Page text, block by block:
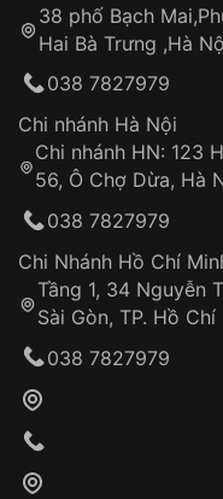
trở thành một trong
trong tầm giá.
EW2294-53L":
công
Hotline: 0585 215
Từ khóa SEO:
Khách hàng
Sản phẩm đã
Tự ý sửa
thống
Đảm bảo
Đồng hành
trình sử dụng
38 phố Bạch
Hai Bà Trưng ,Hà
038 7827979
Chi nhánh Hà Nội
Chi nhánh HN: 123
56, Ô Chợ Dừa, Hà
038 7827979
Chi Nhánh Hồ Chí
Tầng 1, 34 Nguyễn
Sài Gòn, TP. Hồ Chí
038 7827979